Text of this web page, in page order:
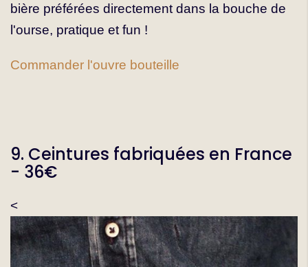
bière préférées directement dans la bouche de
l'ourse, pratique et fun !
Commander l'ouvre bouteille
9. Ceintures fabriquées en France
- 36€
<